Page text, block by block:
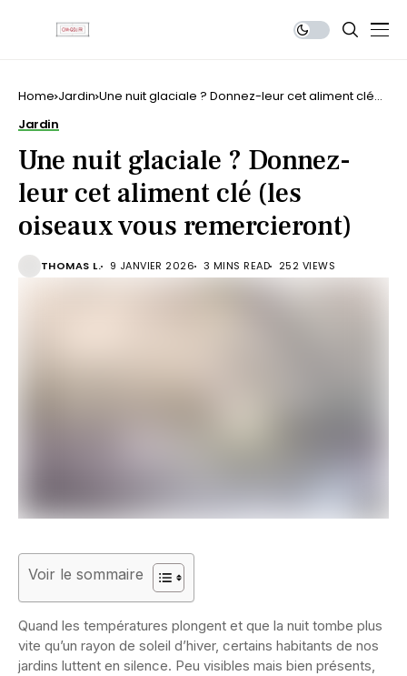
Home Jardin Une nuit glaciale ? Donnez-leur cet aliment clé
Jardin
Une nuit glaciale ? Donnez-
leur cet aliment clé (les
oiseaux vous remercieront)
THOMAS L. 9 JANVIER 2026 3 MINS READ 252 VIEWS
Voir le sommaire
Quand les températures plongent et que la nuit tombe plus
vite qu’un rayon de soleil d’hiver, certains habitants de nos
jardins luttent en silence. Peu visibles mais bien présents,